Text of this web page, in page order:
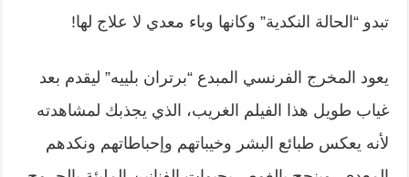
تبدو “الحالة النكدية” وكانها وباء معدي لا علاج لها!
يعود المخرج الفرنسي المبدع “برتران بلييه” ليقدم بعد
غياب طويل هذا الفيلم الغريب، الذي يجذبك لمشاهدته
لأنه يعكس طبائع البشر وخيباتهم وإحباطاتهم ونكدهم